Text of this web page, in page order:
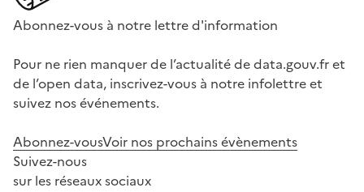
Abonnez-vous à notre lettre d'information
Pour ne rien manquer de l’actualité de data.gouv.fr et
de l’open data, inscrivez-vous à notre infolettre et
suivez nos événements.
Abonnez-vousVoir nos prochains évènements
Suivez-nous
sur les réseaux sociaux